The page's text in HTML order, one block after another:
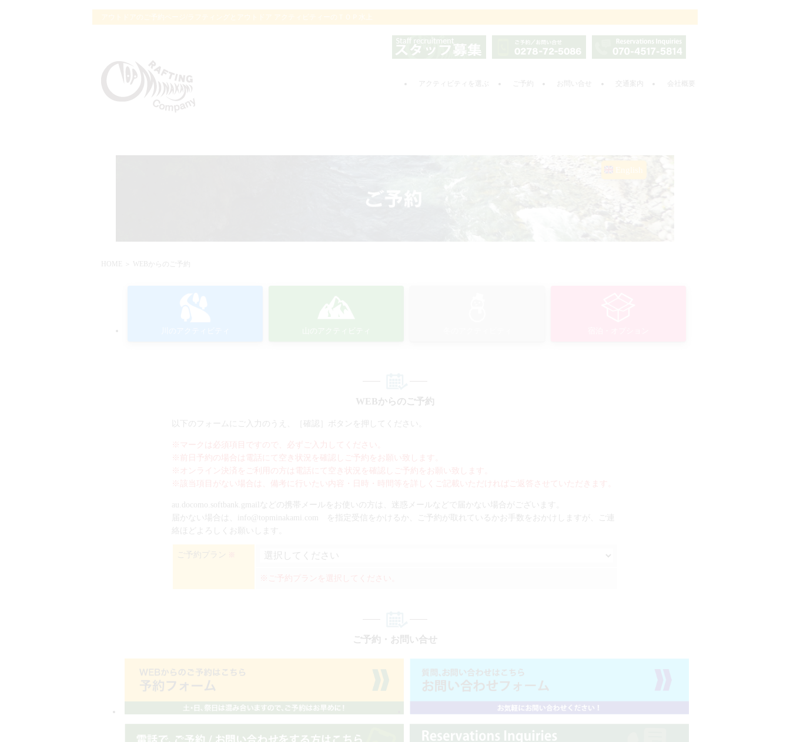
アウトドアのご予約ページ/ラフティングとアウトドア アクティビティーのＴＯＰ水上
アクティビティを選ぶ お問い合せ 交通案内 会社概要
English
HOME ＞ WEBからのご予約
WEBからのご予約
以下のフォームにご入力のうえ、［確認］ボタンを押してください。
※マークは必須項目ですので、必ずご入力してください。
※前日予約の場合は電話にて空き状況を確認しご予約をお願い致します。
※オンライン決済をご利用の方は電話にて空き状況を確認しご予約をお願い致します。
※該当項目がない場合は、備考に行いたい内容・日時・時間等を詳しくご記載いただければご返答させていただきます。
au.docomo.softbank.gmailなどの携帯メールをお使いの方は、迷惑メールなどで届かない場合がございます。
届かない場合は、info@topminakami.com を指定受信をかけるか、ご予約が取れているかお手数をおかけしますが、ご連
絡ほどよろしくお願いします。
ご予約プラン
※ご予約プランを選択してください。
ご予約・お問い合せ